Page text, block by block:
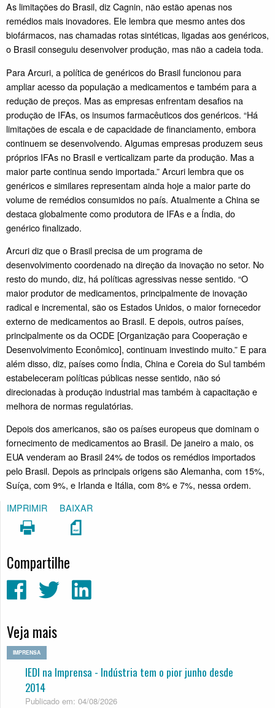
As limitações do Brasil, diz Cagnin, não estão apenas nos
remédios mais inovadores. Ele lembra que mesmo antes dos
biofármacos, nas chamadas rotas sintéticas, ligadas aos genéricos,
o Brasil conseguiu desenvolver produção, mas não a cadeia toda.
Para Arcuri, a política de genéricos do Brasil funcionou para
ampliar acesso da população a medicamentos e também para a
redução de preços. Mas as empresas enfrentam desafios na
produção de IFAs, os insumos farmacêuticos dos genéricos. “Há
limitações de escala e de capacidade de financiamento, embora
continuem se desenvolvendo. Algumas empresas produzem seus
próprios IFAs no Brasil e verticalizam parte da produção. Mas a
maior parte continua sendo importada.” Arcuri lembra que os
genéricos e similares representam ainda hoje a maior parte do
volume de remédios consumidos no país. Atualmente a China se
destaca globalmente como produtora de IFAs e a Índia, do
genérico finalizado.
Arcuri diz que o Brasil precisa de um programa de
desenvolvimento coordenado na direção da inovação no setor. No
resto do mundo, diz, há políticas agressivas nesse sentido. “O
maior produtor de medicamentos, principalmente de inovação
radical e incremental, são os Estados Unidos, o maior fornecedor
externo de medicamentos ao Brasil. E depois, outros países,
principalmente os da OCDE [Organização para Cooperação e
Desenvolvimento Econômico], continuam investindo muito.” E para
além disso, diz, países como Índia, China e Coreia do Sul também
estabeleceram políticas públicas nesse sentido, não só
direcionadas à produção industrial mas também à capacitação e
melhora de normas regulatórias.
Depois dos americanos, são os países europeus que dominam o
fornecimento de medicamentos ao Brasil. De janeiro a maio, os
EUA venderam ao Brasil 24% de todos os remédios importados
pelo Brasil. Depois as principais origens são Alemanha, com 15%,
Suíça, com 9%, e Irlanda e Itália, com 8% e 7%, nessa ordem.
IMPRIMIR
BAIXAR
Compartilhe
Veja mais
IMPRENSA
IEDI na Imprensa - Indústria tem o pior junho desde
2014
Publicado em: 04/08/2026